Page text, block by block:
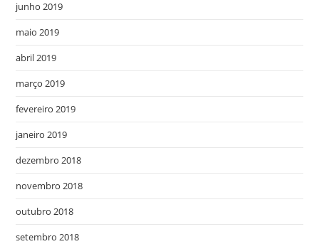
junho 2019
maio 2019
abril 2019
março 2019
fevereiro 2019
janeiro 2019
dezembro 2018
novembro 2018
outubro 2018
setembro 2018